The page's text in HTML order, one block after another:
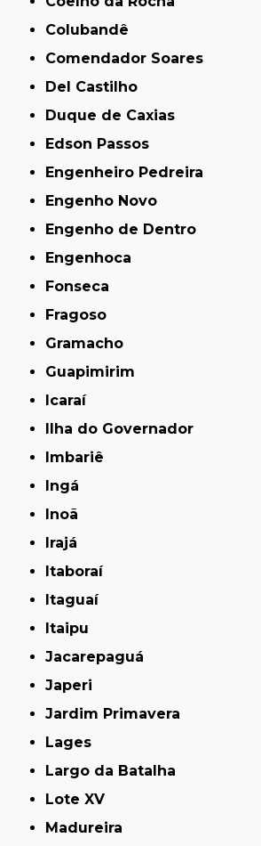
Colubandê
Comendador Soares
Del Castilho
Duque de Caxias
Edson Passos
Engenheiro Pedreira
Engenho Novo
Engenho de Dentro
Engenhoca
Fonseca
Fragoso
Gramacho
Guapimirim
Icaraí
Ilha do Governador
Imbariê
Ingá
Inoã
Irajá
Itaboraí
Itaguaí
Itaipu
Jacarepaguá
Japeri
Jardim Primavera
Lages
Largo da Batalha
Lote XV
Madureira